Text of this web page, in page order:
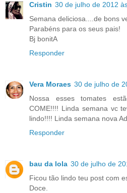
Cristin 30 de julho de 2012
Semana deliciosa....de bons
Parabéns para os seus pais!
Bj bonitA
Responder
Vera Moraes 30 de julho de
Nossa esses tomates
COME!!!! Linda semana vc
lindo!!!! Linda semana nova
Responder
bau da lola 30 de julho de
Ficou tão lindo teu post com
Doce.